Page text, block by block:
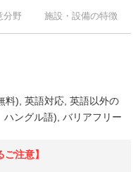
分野 施設・設備の特徴
料) 英語対応 英語以外の
ハングル語) バリアフリー
ご注意】